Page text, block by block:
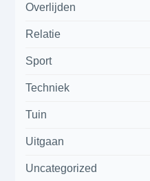
Overlijden
Relatie
Sport
Techniek
Tuin
Uitgaan
Uncategorized